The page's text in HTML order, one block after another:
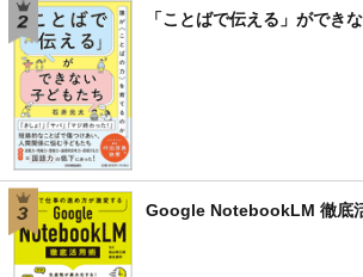
「ことばで伝える」ができ
Google NotebookLM 徹底